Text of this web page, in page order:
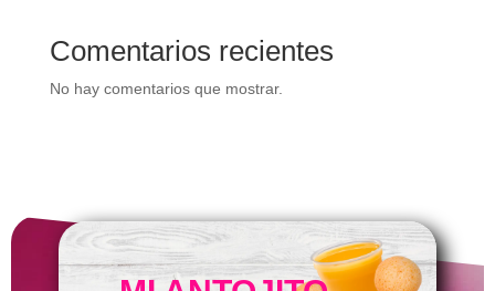
Comentarios recientes
No hay comentarios que mostrar.